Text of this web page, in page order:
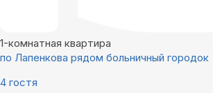
1-комнатная квартира
по Лапенкова рядом больничный городок
4 гостя